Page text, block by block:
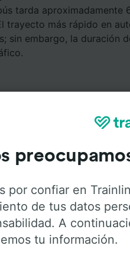
tarda aproximadamente
trayecto más rápido en
sin embargo, la duración
Midi a Mannheim
más información sobre
por confiar en
de tus datos
A
tu información.